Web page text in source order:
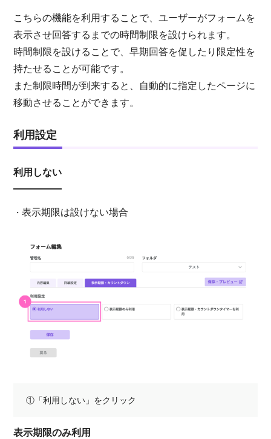
こちらの機能を利用することで、ユーザーがフォームを
表示させ回答するまでの時間制限を設けられます。
時間制限を設けることで、早期回答を促したり限定性を
持たせることが可能です。
また制限時間が到来すると、自動的に指定したページに
移動させることができます。
利用設定
利用しない
・表示期限は設けない場合
①「利用しない」をクリック
表示期限のみ利用